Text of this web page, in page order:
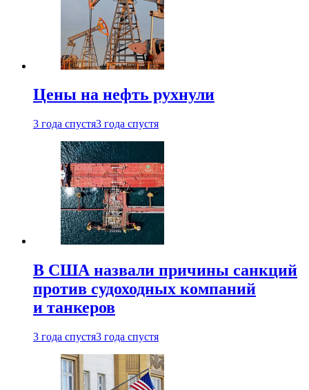
Цены на нефть рухнули
3 года спустя3 года спустя
В США назвали причины санкций
против судоходных компаний
и танкеров
3 года спустя3 года спустя